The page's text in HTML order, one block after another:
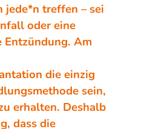
jede*n treffen – sei
oder eine
Am
die einzig
sein,
erhalten. Deshalb
dass die